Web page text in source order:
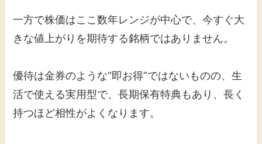
一方で株価はここ数年レンジが中心で、今すぐ大
きな値上がりを期待する銘柄ではありません。
優待は金券のような“即お得”ではないものの、生
活で使える実用型で、長期保有特典もあり、長く
持つほど相性がよくなります。